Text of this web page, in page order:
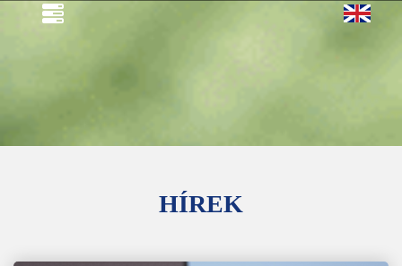
HÍREK